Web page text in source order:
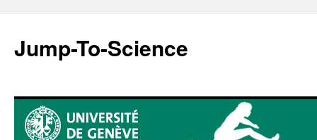
contenu
Jump-To-Science